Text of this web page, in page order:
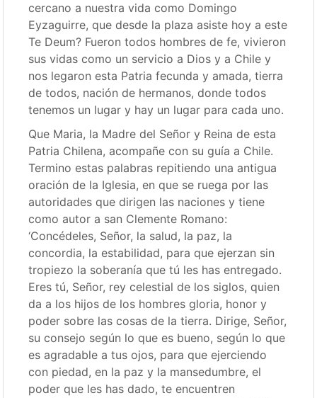
cercano a nuestra vida como Domingo
Eyzaguirre, que desde la plaza asiste hoy a este
Te Deum? Fueron todos hombres de fe, vivieron
sus vidas como un servicio a Dios y a Chile y
nos legaron esta Patria fecunda y amada, tierra
de todos, nación de hermanos, donde todos
tenemos un lugar y hay un lugar para cada uno.
Que Maria, la Madre del Señor y Reina de esta
Patria Chilena, acompañe con su guía a Chile.
Termino estas palabras repitiendo una antigua
oración de la Iglesia, en que se ruega por las
autoridades que dirigen las naciones y tiene
como autor a san Clemente Romano:
‘Concédeles, Señor, la salud, la paz, la
concordia, la estabilidad, para que ejerzan sin
tropiezo la soberanía que tú les has entregado.
Eres tú, Señor, rey celestial de los siglos, quien
da a los hijos de los hombres gloria, honor y
poder sobre las cosas de la tierra. Dirige, Señor,
su consejo según lo que es bueno, según lo que
es agradable a tus ojos, para que ejerciendo
con piedad, en la paz y la mansedumbre, el
poder que les has dado, te encuentren